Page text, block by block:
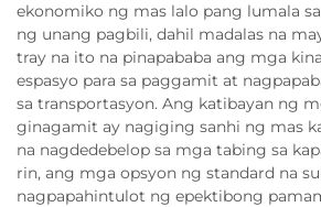
ekonomiko ng mas lalo pang lumala
ng unang pagbili, dahil madalas na
tray na ito na pinapababa ang mga
espasyo para sa paggamit at
sa transportasyon. Ang katibayan ng
ginagamit ay nagiging sanhi ng mas
na nagdedebelop sa mga tabing sa
rin, ang mga opsyon ng standard na
nagpapahintulot ng epektibong